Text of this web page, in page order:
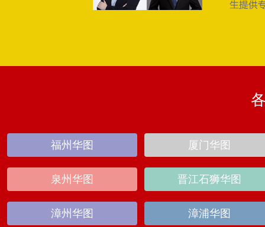
福州华图 厦门华图
泉州华图 晋江石狮华图
漳州华图 漳浦华图